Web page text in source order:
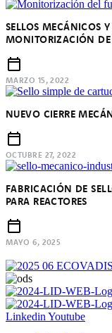
SELLOS MECÁNICOS
MONITORIZACIÓN
MARZO 15, 2022
NUEVO CIERRE
OCTUBRE 27, 2022
FABRICACIÓN DE
PARA REACTORES
MAYO 6, 2025
Linkedin Youtube